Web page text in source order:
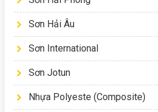
Sơn Hải Âu
Sơn International
Sơn Jotun
Nhựa Polyeste (Composite)